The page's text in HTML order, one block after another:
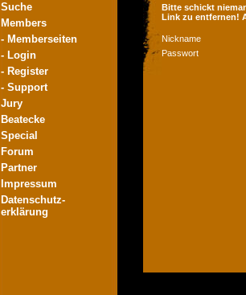
Suche
Members
- Memberseiten
- Login
- Register
- Support
Jury
Beatecke
Special
Forum
Partner
Impressum
Datenschutz-
erklärung
Bitte schickt
Link zu entfernen!
Nickname
Passwort